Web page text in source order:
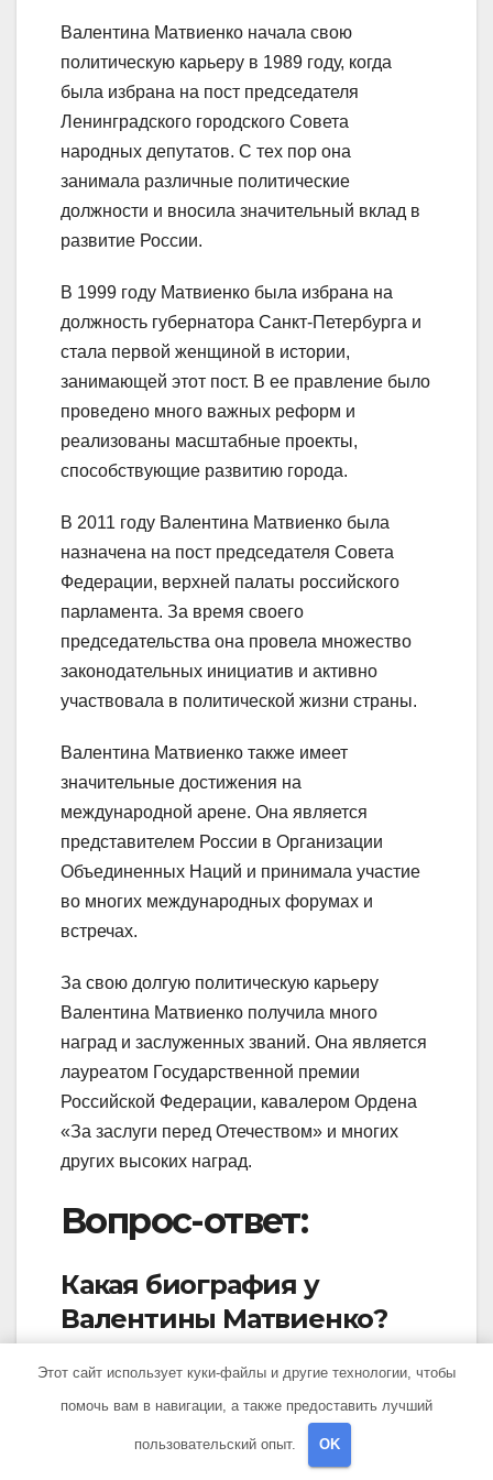
Валентина Матвиенко начала свою
политическую карьеру в 1989 году, когда
была избрана на пост председателя
Ленинградского городского Совета
народных депутатов. С тех пор она
занимала различные политические
должности и вносила значительный вклад в
развитие России.
В 1999 году Матвиенко была избрана на
должность губернатора Санкт-Петербурга и
стала первой женщиной в истории,
занимающей этот пост. В ее правление было
проведено много важных реформ и
реализованы масштабные проекты,
способствующие развитию города.
В 2011 году Валентина Матвиенко была
назначена на пост председателя Совета
Федерации, верхней палаты российского
парламента. За время своего
председательства она провела множество
законодательных инициатив и активно
участвовала в политической жизни страны.
Валентина Матвиенко также имеет
значительные достижения на
международной арене. Она является
представителем России в Организации
Объединенных Наций и принимала участие
во многих международных форумах и
встречах.
За свою долгую политическую карьеру
Валентина Матвиенко получила много
наград и заслуженных званий. Она является
лауреатом Государственной премии
Российской Федерации, кавалером Ордена
«За заслуги перед Отечеством» и многих
других высоких наград.
Вопрос-ответ:
Какая биография у
Валентины Матвиенко?
Валентина Матвиенко родилась 7 апреля
1949 года в городе Шепетовке Хмельницкой
области Украинской ССР. Она окончила
Ленинградский государственный
Этот сайт использует куки-файлы и другие технологии, чтобы
помочь вам в навигации, а также предоставить лучший
пользовательский опыт. OK